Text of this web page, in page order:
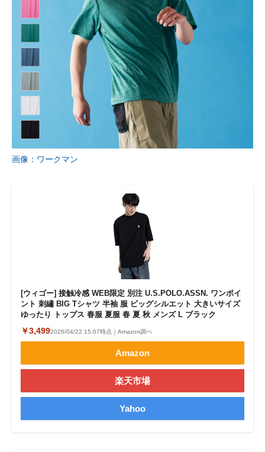
画像：ワークマン
[ウィゴー] 接触冷感 WEB限定 別注 U.S.POLO.ASSN. ワンポイ
ント 刺繡 BIG Tシャツ 半袖 服 ビッグシルエット 大きいサイズ
ゆったり トップス 春服 夏服 春 夏 秋 メンズ L ブラック
￥3,4992026/04/22 15:07時点｜Amazon調べ
Amazon
楽天市場
Yahoo